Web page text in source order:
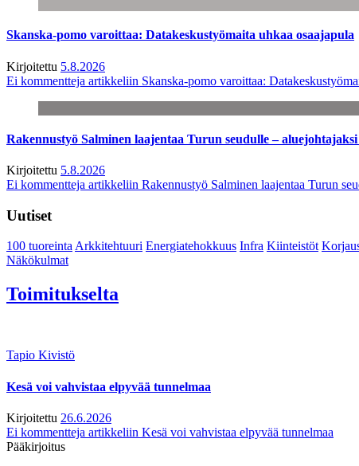
Skanska-pomo varoittaa: Datakeskustyömaita uhkaa osaajapula
Kirjoitettu 5.8.2026
Ei kommentteja artikkeliin Skanska-pomo varoittaa:
Rakennustyö Salminen laajentaa Turun seudulle –
Kirjoitettu 5.8.2026
Ei kommentteja artikkeliin Rakennustyö Salminen laajentaa Turun
Uutiset
100 tuoreintaArkkitehtuuri Energiatehokkuus Infra Kiinteistöt
Näkökulmat
Toimitukselta
Tapio Kivistö
Kesä voi vahvistaa elpyvää tunnelmaa
Kirjoitettu 26.6.2026
Ei kommentteja artikkeliin Kesä voi vahvistaa elpyvää tunnelmaa
Pääkirjoitus